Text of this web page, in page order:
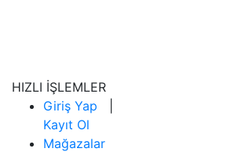
HIZLI İŞLEMLER
Giriş Yap
Kayıt Ol
Mağazalar